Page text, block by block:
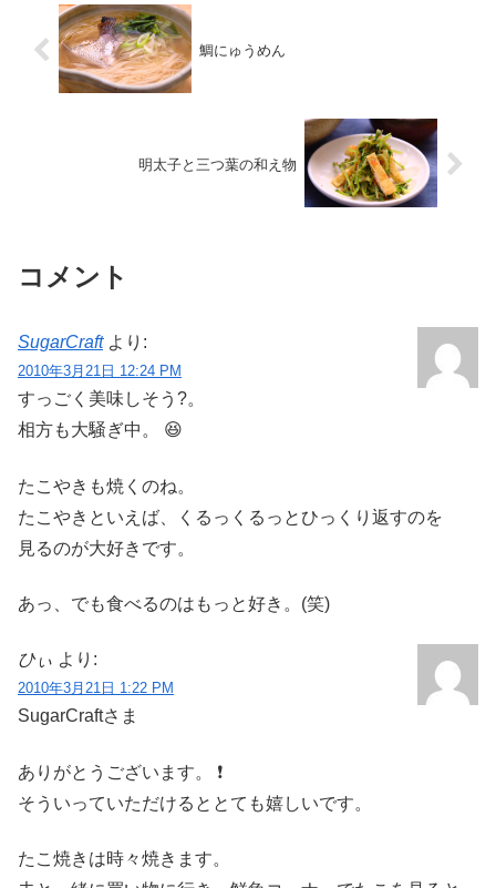
鯛にゅうめん
明太子と三つ葉の和え物
コメント
SugarCraft より:
2010年3月21日 12:24 PM
すっごく美味しそう?。
相方も大騒ぎ中。 😆
たこやきも焼くのね。
たこやきといえば、くるっくるっとひっくり返すのを
見るのが大好きです。
あっ、でも食べるのはもっと好き。(笑)
ひぃ より:
2010年3月21日 1:22 PM
SugarCraftさま
ありがとうございます。 ❗
そういっていただけるととても嬉しいです。
たこ焼きは時々焼きます。